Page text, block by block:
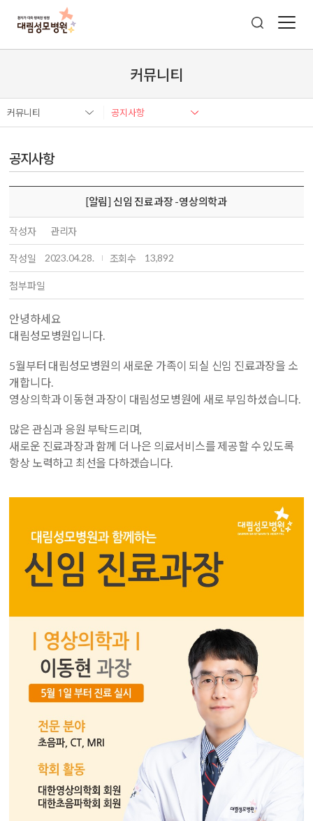
커뮤니티
커뮤니티 공지사항
공지사항
[알림] 신임 진료과장 -영상의학과
작성자 관리자
작성일 2023.04.28. 조회수 13,892
첨부파일
안녕하세요
대림성모병원입니다.
5월부터 대림성모병원의 새로운 가족이 되실 신임 진료과장을 소
개합니다.
영상의학과 이동현 과장이 대림성모병원에 새로 부임하셨습니다.
많은 관심과 응원 부탁드리며,
새로운 진료과장과 함께 더 나은 의료서비스를 제공할 수 있도록
항상 노력하고 최선을 다하겠습니다.